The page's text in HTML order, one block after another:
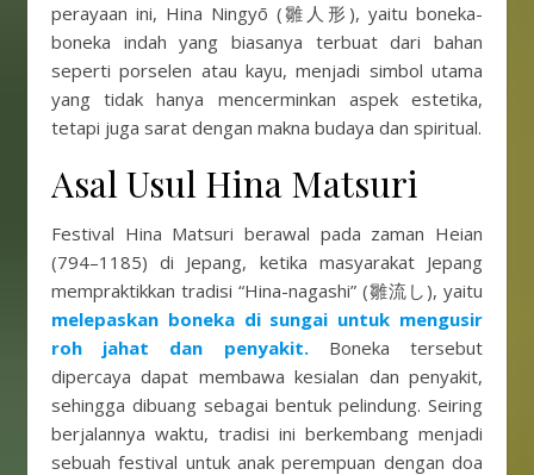
perayaan ini, Hina Ningyō (雛人形), yaitu boneka-
boneka indah yang biasanya terbuat dari bahan
seperti porselen atau kayu, menjadi simbol utama
yang tidak hanya mencerminkan aspek estetika,
tetapi juga sarat dengan makna budaya dan spiritual.
Asal Usul Hina Matsuri
Festival Hina Matsuri berawal pada zaman Heian
(794–1185) di Jepang, ketika masyarakat Jepang
mempraktikkan tradisi “Hina-nagashi” (雛流し), yaitu
melepaskan boneka di sungai untuk mengusir
roh jahat dan penyakit.Boneka tersebut
dipercaya dapat membawa kesialan dan penyakit,
sehingga dibuang sebagai bentuk pelindung. Seiring
berjalannya waktu, tradisi ini berkembang menjadi
sebuah festival untuk anak perempuan dengan doa